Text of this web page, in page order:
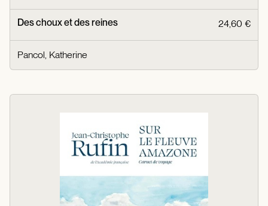
Des choux et des reines 24,60 €
Pancol, Katherine